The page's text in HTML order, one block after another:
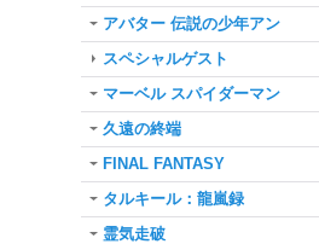
アバター 伝説の少年アン
スペシャルゲスト
マーベル スパイダーマン
久遠の終端
FINAL FANTASY
タルキール：龍嵐録
霊気走破